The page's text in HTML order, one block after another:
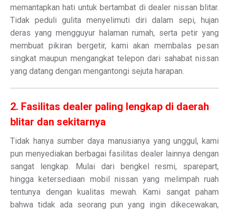
memantapkan hati untuk bertambat di dealer nissan blitar.
Tidak peduli gulita menyelimuti diri dalam sepi, hujan
deras yang mengguyur halaman rumah, serta petir yang
membuat pikiran bergetir, kami akan membalas pesan
singkat maupun mengangkat telepon dari sahabat nissan
yang datang dengan mengantongi sejuta harapan.
2. Fasilitas dealer paling lengkap di daerah
blitar dan sekitarnya
Tidak hanya sumber daya manusianya yang unggul, kami
pun menyediakan berbagai fasilitas dealer lainnya dengan
sangat lengkap. Mulai dari bengkel resmi, sparepart,
hingga ketersediaan mobil nissan yang melimpah ruah
tentunya dengan kualitas mewah. Kami sangat paham
bahwa tidak ada seorang pun yang ingin dikecewakan,